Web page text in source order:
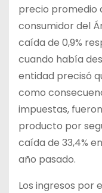
precio promedio
consumidor del
caída de 0,9%
cuando había
entidad precisó
como
impuestas,
producto por
caída de 33,4%
año pasado.
Los ingresos por